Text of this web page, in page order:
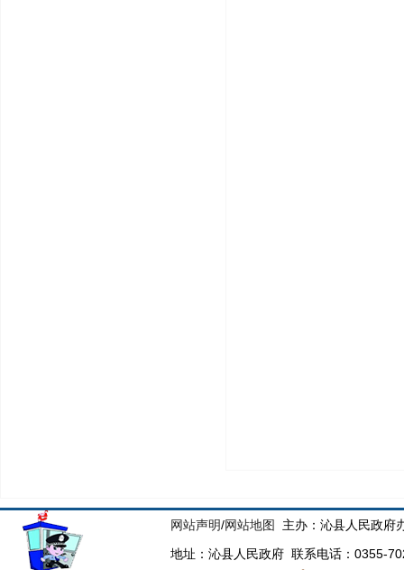
网站声明/网站地图
主办：沁县人民政府
地址：沁县人民政府 联系电话：0355-